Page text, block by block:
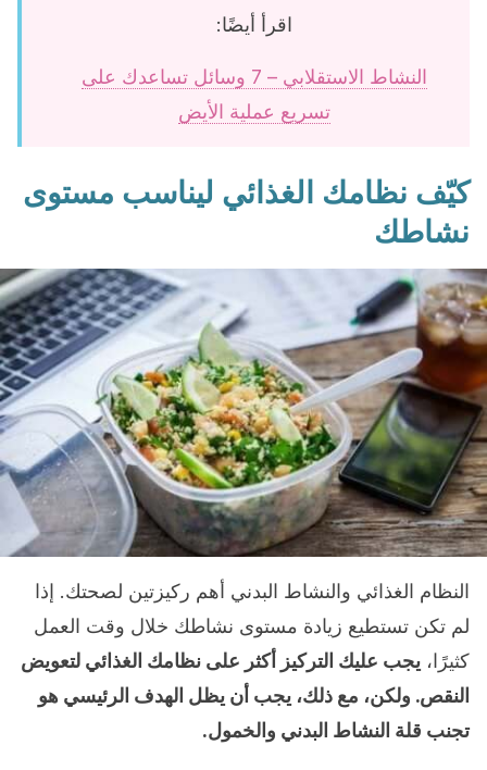
اقرأ أيضًا:
النشاط الاستقلابي – 7 وسائل تساعدك على
تسريع عملية الأيض
كيّف نظامك الغذائي ليناسب مستوى
نشاطك
النظام الغذائي والنشاط البدني أهم ركيزتين لصحتك. إذا
لم تكن تستطيع زيادة مستوى نشاطك خلال وقت العمل
كثيرًا، يجب عليك التركيز أكثر على نظامك الغذائي لتعويض
النقص. ولكن، مع ذلك، يجب أن يظل الهدف الرئيسي هو
تجنب قلة النشاط البدني والخمول.